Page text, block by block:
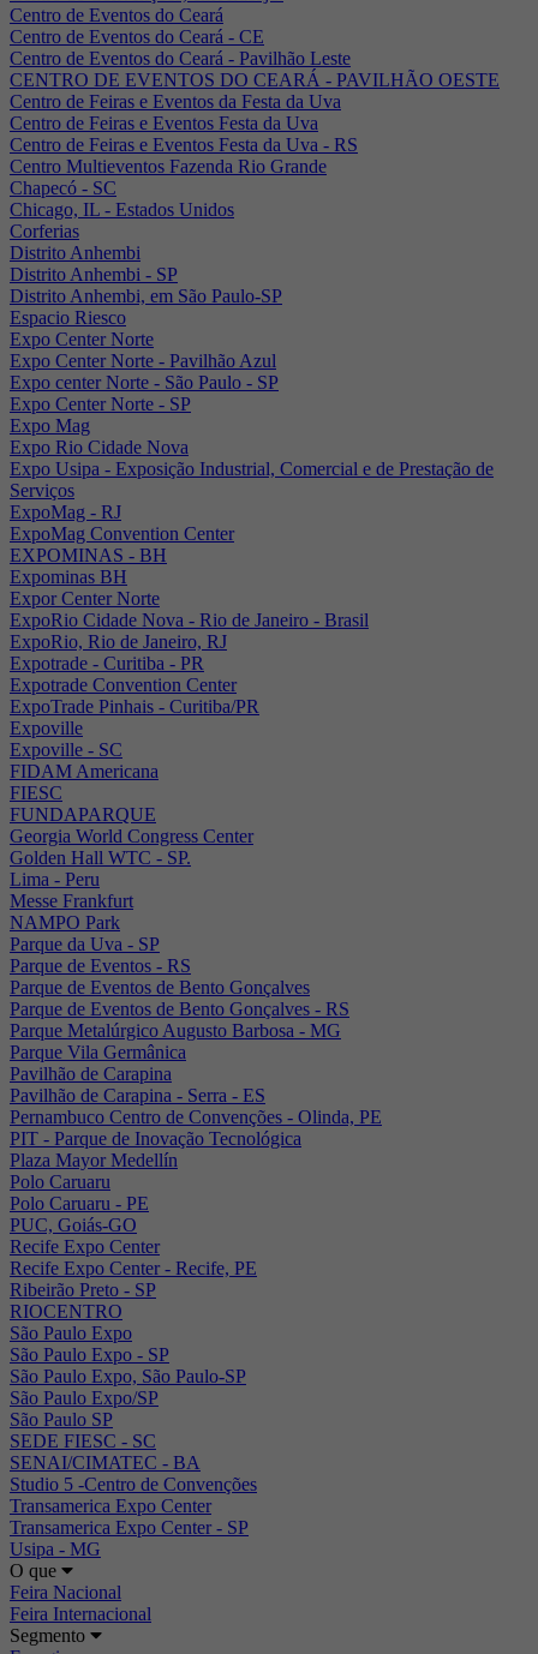
Centro de Eventos do Ceará
Centro de Eventos do Ceará - CE
Centro de Eventos do Ceará - Pavilhão Leste
CENTRO DE EVENTOS DO CEARÁ - PAVILHÃO OESTE
Centro de Feiras e Eventos da Festa da Uva
Centro de Feiras e Eventos Festa da Uva
Centro de Feiras e Eventos Festa da Uva - RS
Centro Multieventos Fazenda Rio Grande
Chapecó - SC
Chicago, IL - Estados Unidos
Corferias
Distrito Anhembi
Distrito Anhembi - SP
Distrito Anhembi, em São Paulo-SP
Espacio Riesco
Expo Center Norte
Expo Center Norte - Pavilhão Azul
Expo center Norte - São Paulo - SP
Expo Center Norte - SP
Expo Mag
Expo Rio Cidade Nova
Expo Usipa - Exposição Industrial, Comercial e de Prestação de
Serviços
ExpoMag - RJ
ExpoMag Convention Center
EXPOMINAS - BH
Expominas BH
Expor Center Norte
ExpoRio Cidade Nova - Rio de Janeiro - Brasil
ExpoRio, Rio de Janeiro, RJ
Expotrade - Curitiba - PR
Expotrade Convention Center
ExpoTrade Pinhais - Curitiba/PR
Expoville
Expoville - SC
FIDAM Americana
FIESC
FUNDAPARQUE
Georgia World Congress Center
Golden Hall WTC - SP.
Lima - Peru
Messe Frankfurt
NAMPO Park
Parque da Uva - SP
Parque de Eventos - RS
Parque de Eventos de Bento Gonçalves
Parque de Eventos de Bento Gonçalves - RS
Parque Metalúrgico Augusto Barbosa - MG
Parque Vila Germânica
Pavilhão de Carapina
Pavilhão de Carapina - Serra - ES
Pernambuco Centro de Convenções - Olinda, PE
PIT - Parque de Inovação Tecnológica
Plaza Mayor Medellín
Polo Caruaru
Polo Caruaru - PE
PUC, Goiás-GO
Recife Expo Center
Recife Expo Center - Recife, PE
Ribeirão Preto - SP
RIOCENTRO
São Paulo Expo
São Paulo Expo - SP
São Paulo Expo, São Paulo-SP
São Paulo Expo/SP
São Paulo SP
SEDE FIESC - SC
SENAI/CIMATEC - BA
Studio 5 -Centro de Convenções
Transamerica Expo Center
Transamerica Expo Center - SP
Usipa - MG
O que
Feira Nacional
Feira Internacional
Segmento